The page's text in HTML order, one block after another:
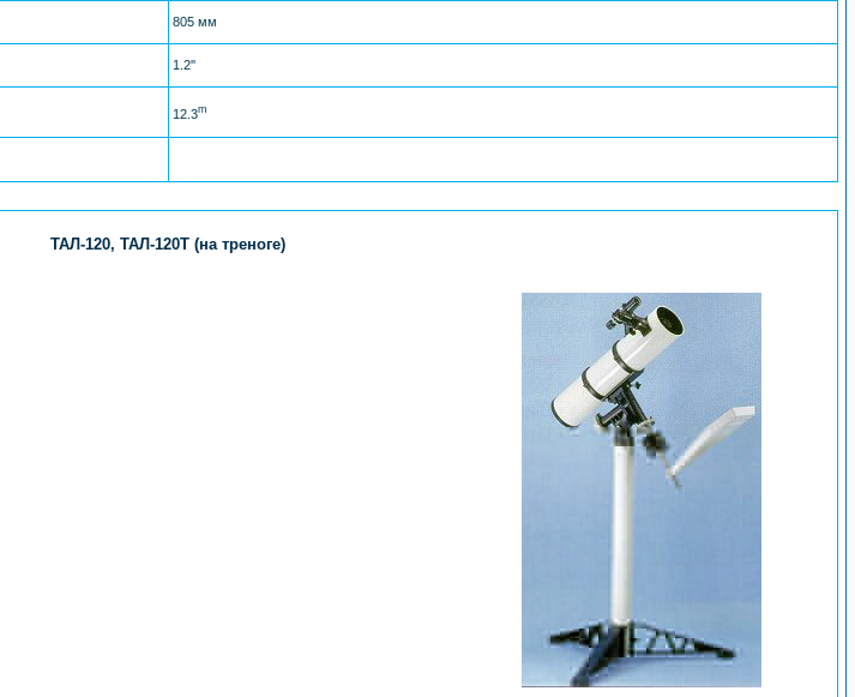
805 мм
1.2''
12.3m
ТАЛ-120, ТАЛ-120Т (на треноге)